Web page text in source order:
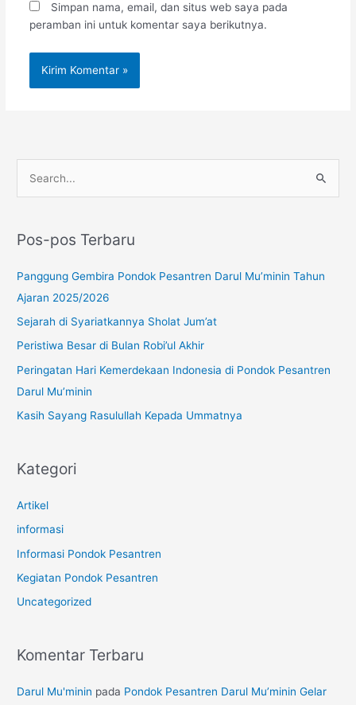
Simpan nama, email, dan situs web saya pada
peramban ini untuk komentar saya berikutnya.
i
k
:
Pos-pos Terbaru
Panggung Gembira Pondok Pesantren Darul Mu’minin Tahun
Ajaran 2025/2026
Sejarah di Syariatkannya Sholat Jum’at
Peristiwa Besar di Bulan Robi’ul Akhir
Peringatan Hari Kemerdekaan Indonesia di Pondok Pesantren
Darul Mu’minin
Kasih Sayang Rasulullah Kepada Ummatnya
Kategori
Artikel
informasi
Informasi Pondok Pesantren
Kegiatan Pondok Pesantren
Uncategorized
Komentar Terbaru
Darul Mu'minin pada Pondok Pesantren Darul Mu’minin Gelar
InstagramYouTube WhatsApp